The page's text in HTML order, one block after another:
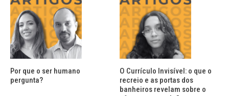
Por que o ser humano
pergunta?
O Currículo Invisível: o que o
recreio e as portas dos
banheiros revelam sobre o